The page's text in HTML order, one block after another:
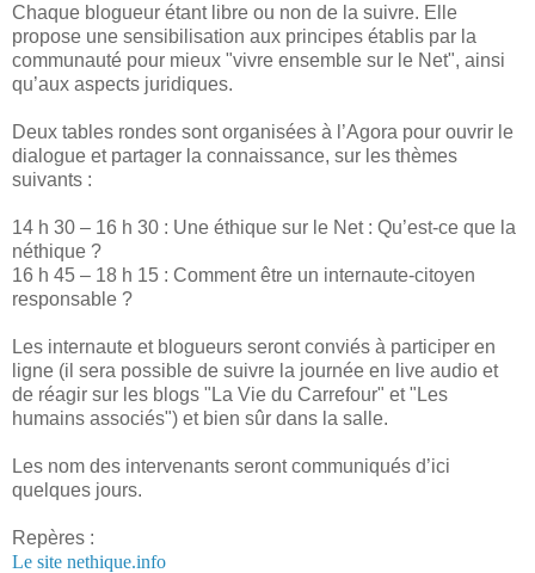
Chaque blogueur étant libre ou non de la suivre. Elle
propose une sensibilisation aux principes établis par la
communauté pour mieux "vivre ensemble sur le Net", ainsi
qu’aux aspects juridiques.
Deux tables rondes sont organisées à l’Agora pour ouvrir le
dialogue et partager la connaissance, sur les thèmes
suivants :
14 h 30 – 16 h 30 : Une éthique sur le Net : Qu’est-ce que la
néthique ?
16 h 45 – 18 h 15 : Comment être un internaute-citoyen
responsable ?
Les internaute et blogueurs seront conviés à participer en
ligne (il sera possible de suivre la journée en live audio et
de réagir sur les blogs "La Vie du Carrefour" et "Les
humains associés") et bien sûr dans la salle.
Les nom des intervenants seront communiqués d’ici
quelques jours.
Repères :
Le site nethique.info